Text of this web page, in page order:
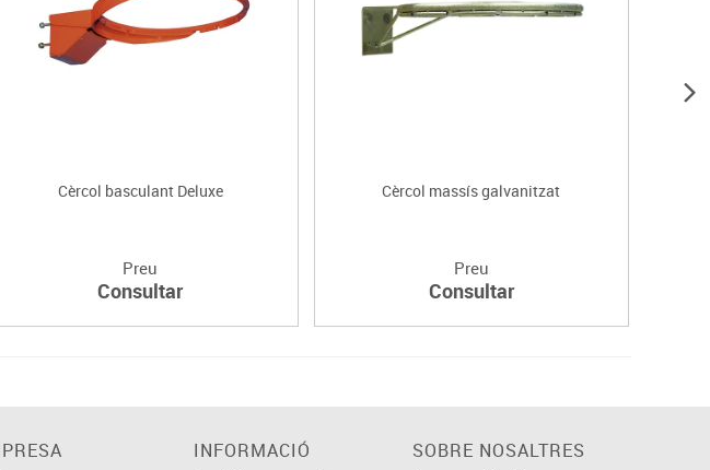
Cèrcol basculant Deluxe
Preu
Consultar
Cèrcol massís galvanitzat
Preu
Consultar
INFORMACIÓ SOBRE NOSALTRES